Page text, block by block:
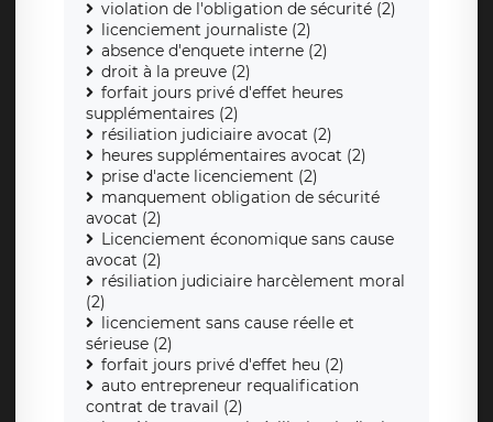
violation de l'obligation de sécurité (2)
licenciement journaliste (2)
absence d'enquete interne (2)
droit à la preuve (2)
forfait jours privé d'effet heures
supplémentaires (2)
résiliation judiciaire avocat (2)
heures supplémentaires avocat (2)
prise d'acte licenciement (2)
manquement obligation de sécurité
avocat (2)
Licenciement économique sans cause
avocat (2)
résiliation judiciaire harcèlement moral
(2)
licenciement sans cause réelle et
sérieuse (2)
forfait jours privé d'effet heu (2)
auto entrepreneur requalification
contrat de travail (2)